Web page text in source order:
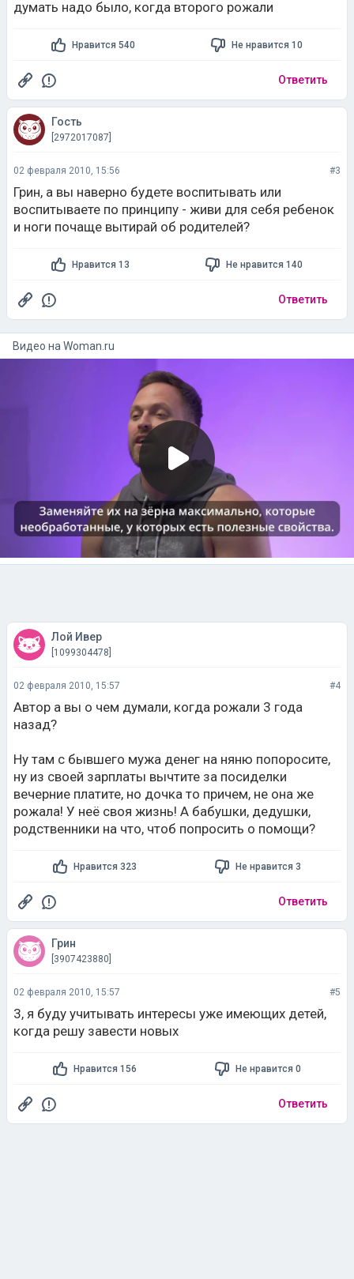
думать надо было, когда второго рожали
Нравится 540 Не нравится 10
Ответить
Гость
[2972017087]
02 февраля 2010, 15:56 #3
Грин, а вы наверно будете воспитывать или
воспитываете по принципу - живи для себя ребенок
и ноги почаще вытирай об родителей?
Нравится 13 Не нравится 140
Ответить
Видео на woman.ru
Лой Ивер
[1099304478]
02 февраля 2010, 15:57 #4
Автор а вы о чем думали, когда рожали 3 года
назад?
Ну там с бывшего мужа денег на няню попоросите,
ну из своей зарплаты вычтите за посиделки
вечерние платите, но дочка то причем, не она же
рожала! У неё своя жизнь! А бабушки, дедушки,
родственники на что, чтоб попросить о помощи?
Нравится 323 Не нравится 3
Ответить
Грин
[3907423880]
02 февраля 2010, 15:57 #5
3, я буду учитывать интересы уже имеющих детей,
когда решу завести новых
Нравится 156 Не нравится 0
Ответить